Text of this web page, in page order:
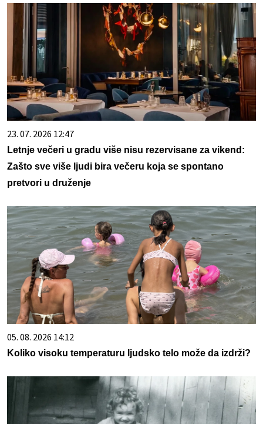
23. 07. 2026 12:47
Letnje večeri u gradu više nisu rezervisane za vikend:
Zašto sve više ljudi bira večeru koja se spontano
pretvori u druženje
05. 08. 2026 14:12
Koliko visoku temperaturu ljudsko telo može da izdrži?